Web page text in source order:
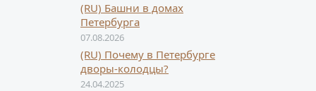
(RU) Башни в домах
Петербурга
07.08.2026
(RU) Почему в Петербурге
дворы-колодцы?
24.04.2025